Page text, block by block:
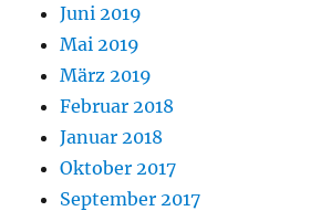
Juni 2019
Mai 2019
März 2019
Februar 2018
Januar 2018
Oktober 2017
September 2017